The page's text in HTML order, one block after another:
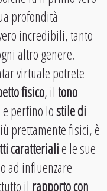
profondità
incredibili, tanto
altro genere.
virtuale potrete
fisico, iltono
perfino lostile di
prettamente fisici, è
caratterialie le sue
ad influenzare
il rapporto con